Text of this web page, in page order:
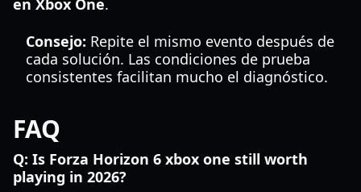
en Xbox One.
Consejo: Repite el mismo evento después de
cada solución. Las condiciones de prueba
consistentes facilitan mucho el diagnóstico.
FAQ
Q: Is Forza Horizon 6 xbox one still worth
playing in 2026?